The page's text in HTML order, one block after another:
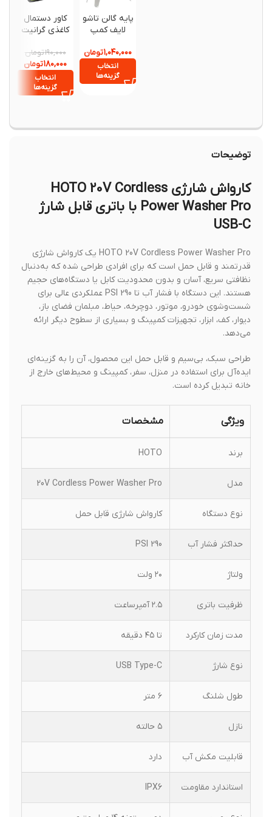
پایه گالن تاشو
لایف کمپ
۱,۰۴۰,۰۰۰تومان
انتخاب
گزینه‌ها
کاور دستمال
کاغذی گرانیت
۱۹۰,۰۰۰تومان
۱۸۰,۰۰۰تومان
انتخاب
گزینه‌ها
آب
توضیحات
کارواش شارژی HOTO 20V Cordless
Power Washer Pro با باتری قابل شارژ
USB-C
HOTO 20V Cordless Power Washer Pro یک کارواش شارژی
قدرتمند و قابل حمل است که برای افرادی طراحی شده که به‌دنبال
نظافتی سریع، آسان و بدون محدودیت کابل یا دستگاه‌های حجیم
هستند. این دستگاه با فشار آب تا 290 PSI عملکردی عالی برای
شست‌وشوی خودرو، موتور، دوچرخه، حیاط، مبلمان فضای باز،
دیوار، کف، ابزار، تجهیزات کمپینگ و بسیاری از سطوح دیگر ارائه
می‌دهد.
طراحی سبک، بی‌سیم و قابل حمل این محصول، آن را به گزینه‌ای
ایده‌آل برای استفاده در منزل، سفر، کمپینگ و محیط‌های خارج از
خانه تبدیل کرده است.
ویژگی مشخصات
HOTO
20V Cordless Power Washer Pro
نوع دستگاه کارواش شارژی قابل حمل
حداکثر فشار آب
ظرفیت باتری
مدت زمان کارکرد
نوع شارژ USB Type-C
طول شلنگ
قابلیت مکش آب
استاندارد مقاومت